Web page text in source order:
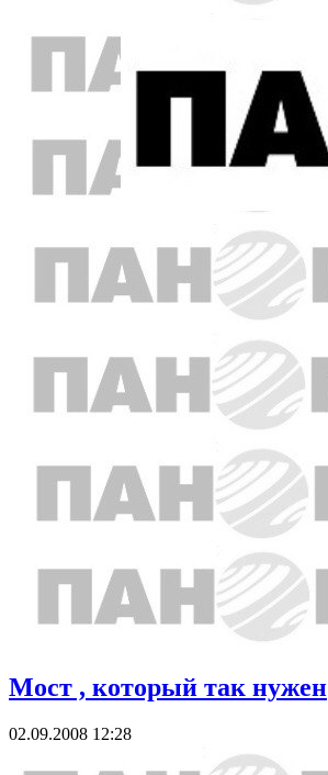
Мост , который так нужен
02.09.2008 12:28